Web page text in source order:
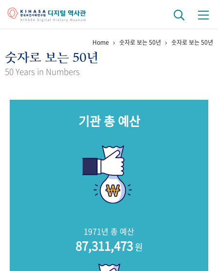
걸어온 길 기관 변천사 역대 기관장
키워드로 보는 연구 역사
문서 기록물 행정박물
Home 숫자로 보는 50년 숫자로 보는 50년
숫자로 보는 50년
50 Years in Numbers
기관 총 예산
1971년 총 예산
87,311,473원